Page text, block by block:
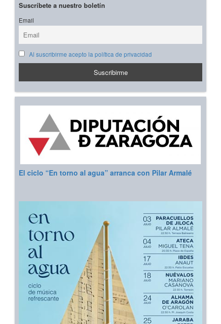
Suscríbete a nuestro boletín
Email
Al suscribirme acepto la política de privacidad
El ciclo “En torno al agua” arranca con Pilar Armalé